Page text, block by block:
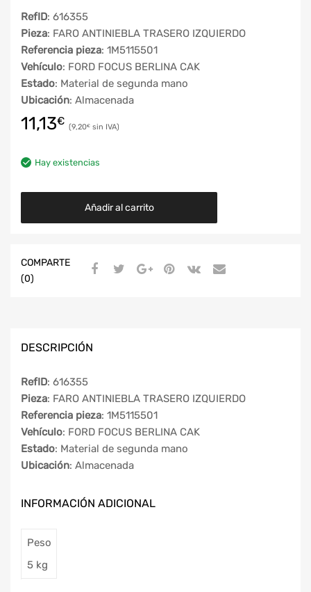
RefID: 616355
Pieza: FARO ANTINIEBLA TRASERO IZQUIERDO
Referencia pieza: 1M5115501
Vehículo: FORD FOCUS BERLINA CAK
Estado: Material de segunda mano
Ubicación: Almacenada
11,13€ 9,20€
Hay existencias
Añadir al carrito
COMPARTE
(0)
DESCRIPCIÓN
RefID: 616355
Pieza: FARO ANTINIEBLA TRASERO IZQUIERDO
Referencia pieza: 1M5115501
Vehículo: FORD FOCUS BERLINA CAK
Estado: Material de segunda mano
Ubicación: Almacenada
INFORMACIÓN ADICIONAL
Peso
5 kg